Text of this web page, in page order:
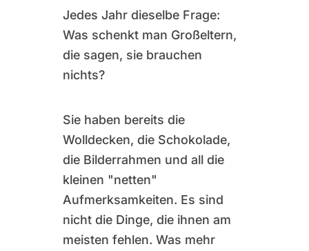
Jedes Jahr dieselbe Frage:
Was schenkt man Großeltern,
die sagen, sie brauchen
nichts?
Sie haben bereits die
Wolldecken, die Schokolade,
die Bilderrahmen und all die
kleinen "netten"
Aufmerksamkeiten. Es sind
nicht die Dinge, die ihnen am
meisten fehlen. Was mehr